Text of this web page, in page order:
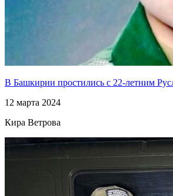
В Башкирии простились с 22-летним
12 марта 2024
Кира Ветрова